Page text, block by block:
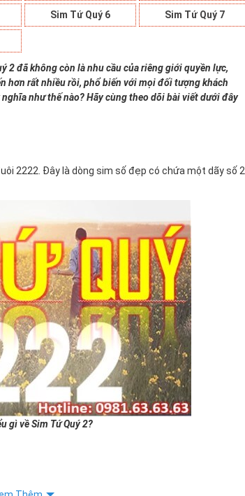
Sim Tứ Quý 6 Sim Tứ Quý 7
2 đã không còn là nhu cầu của riêng giới quyền lực,
hơn rất nhiều rồi, phổ biến với mọi đối tượng khách
như thế nào? Hãy cùng theo dõi bài viết dưới đây
2222. Đây là dòng sim số đẹp có chứa một dãy số 2
gì về Sim Tứ Quý 2?